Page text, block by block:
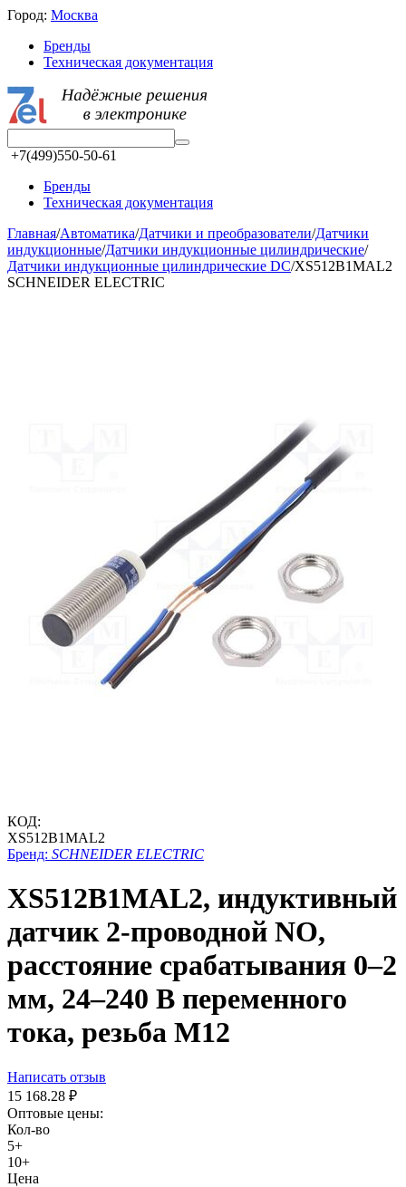
Город: Москва
Бренды
Техническая документация
+7(499)550-50-61
Бренды
Техническая документация
Главная/Автоматика/Датчики и преобразователи/Датчики
индукционные/Датчики индукционные цилиндрические/
Датчики индукционные цилиндрические DC/XS512B1MAL2
SCHNEIDER ELECTRIC
КОД:
XS512B1MAL2
Бренд: SCHNEIDER ELECTRIC
XS512B1MAL2, индуктивный
датчик 2-проводной NO,
расстояние срабатывания 0–2
мм, 24–240 В переменного
тока, резьба М12
Написать отзыв
15 168.28 ₽
Оптовые цены:
Кол-во
5+
10+
Цена